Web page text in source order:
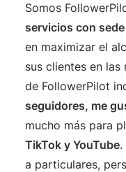
Somos
servicios con
en maximizar el
sus clientes en
de FollowerPilot
seguidores, me
mucho más para
TikTok y YouTube.
a particulares,